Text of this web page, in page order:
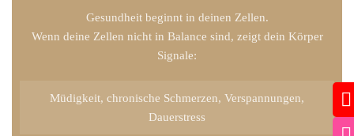
Gesundheit beginnt in deinen Zellen.
Wenn deine Zellen nicht in Balance sind, zeigt dein Körper
Signale:
Müdigkeit, chronische Schmerzen, Verspannungen,
Dauerstress